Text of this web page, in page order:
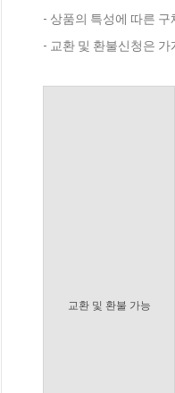
- 상품의 특성에 따른
- 교환 및 환불신청은
교환 및 환불 가능